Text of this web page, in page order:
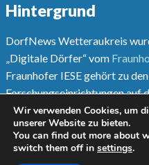
Hintergrund
DorfNews Wetteraukreis
„Digitale Dörfer“ vom
Fraunhofer IESE gehört zu
Forschungseinrichtungen auf
Mehr unterwww.digitale-
Wir verwenden Cookies, um
unserer Website zu bieten.
You can find out more about
switch them off in settings.